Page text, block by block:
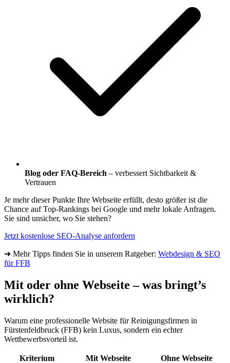
Blog oder FAQ-Bereich – verbessert Sichtbarkeit &
Vertrauen
Je mehr dieser Punkte Ihre Webseite erfüllt, desto größer ist die
Chance auf Top-Rankings bei Google und mehr lokale Anfragen.
Sie sind unsicher, wo Sie stehen?
Jetzt kostenlose SEO-Analyse anfordern
➜ Mehr Tipps finden Sie in unserem Ratgeber: Webdesign & SEO
für FFB
Mit oder ohne Webseite – was bringt’s
wirklich?
Warum eine professionelle Website für Reinigungsfirmen in
Fürstenfeldbruck (FFB) kein Luxus, sondern ein echter
Wettbewerbsvorteil ist.
Kriterium Mit Webseite
Ohne Webseite